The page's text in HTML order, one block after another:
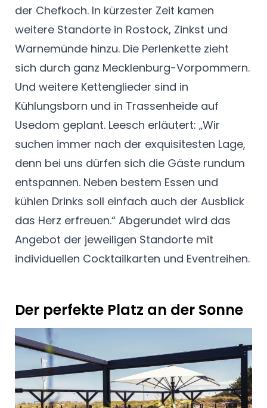
der Chefkoch. In kürzester Zeit kamen
weitere Standorte in Rostock, Zinkst und
Warnemünde hinzu. Die Perlenkette zieht
sich durch ganz Mecklenburg-Vorpommern.
Und weitere Kettenglieder sind in
Kühlungsborn und in Trassenheide auf
Usedom geplant. Leesch erläutert: „Wir
suchen immer nach der exquisitesten Lage,
denn bei uns dürfen sich die Gäste rundum
entspannen. Neben bestem Essen und
kühlen Drinks soll einfach auch der Ausblick
das Herz erfreuen.“ Abgerundet wird das
Angebot der jeweiligen Standorte mit
individuellen Cocktailkarten und Eventreihen.
Der perfekte Platz an der Sonne